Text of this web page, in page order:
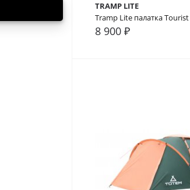
TRAMP LITE
Tramp Lite палатка
8 900 ₽
В сравнение